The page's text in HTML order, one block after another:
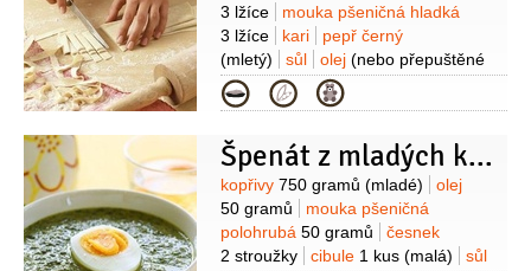
3 lžíce
mouka pšeničná hladká
3 lžíce
kari
pepř černý
(mletý)
sůl olej (nebo přepuštěné
máslo, na smažení)
Kategorie
Špenát z mladých kopřiv
Suroviny
kopřivy 750 gramů (mladé)
olej
50 gramů
mouka pšeničná
polohrubá 50 gramů
česnek
2 stroužky
cibule 1 kus (malá) sůl